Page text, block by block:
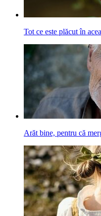
Tot ce este plăcut în
Arăt bine, pentru că